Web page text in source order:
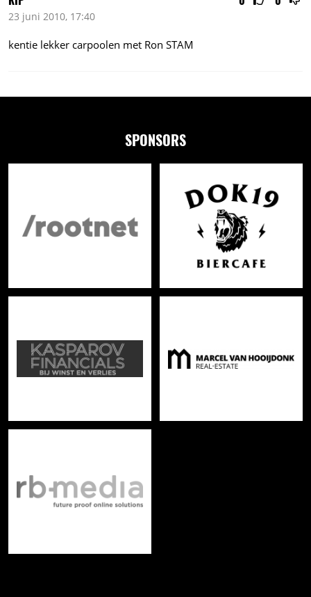
23 juni 2010, 17:40
kentie lekker carpoolen met Ron STAM
SPONSORS